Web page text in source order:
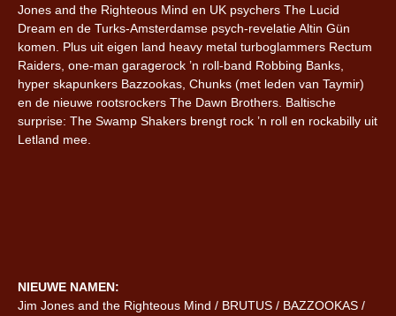
Jones and the Righteous Mind en UK psychers The Lucid
Dream en de Turks-Amsterdamse psych-revelatie Altin Gün
komen. Plus uit eigen land heavy metal turboglammers Rectum
Raiders, one-man garagerock ’n roll-band Robbing Banks,
hyper skapunkers Bazzookas, Chunks (met leden van Taymir)
en de nieuwe rootsrockers The Dawn Brothers. Baltische
surprise: The Swamp Shakers brengt rock ’n roll en rockabilly uit
Letland mee.
NIEUWE NAMEN:
Jim Jones and the Righteous Mind / BRUTUS / BAZZOOKAS /